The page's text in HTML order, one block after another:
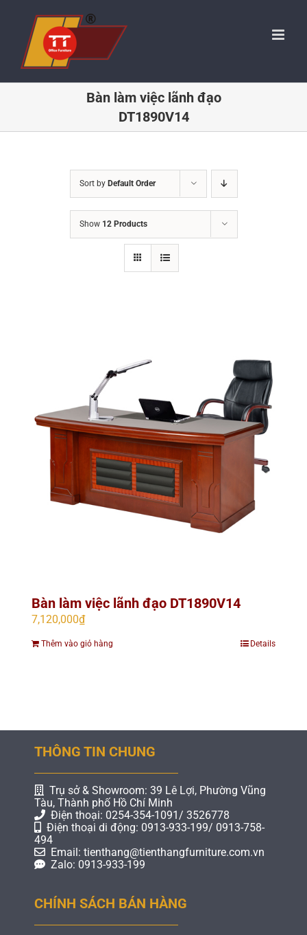
content
Bàn làm việc lãnh đạo
DT1890V14
Sort by Default Order
Show 12 Products
Bàn làm việc lãnh đạo DT1890V14
7,120,000₫
Thêm vào giỏ hàng Details
THÔNG TIN CHUNG
Trụ sở & Showroom: 39 Lê Lợi, Phường Vũng
Tàu, Thành phố Hồ Chí Minh
Điện thoại: 0254-354-1091/ 3526778
Điện thoại di động: 0913-933-199/ 0913-758-
494
Email: tienthang@tienthangfurniture.com.vn
Zalo: 0913-933-199
CHÍNH SÁCH BÁN HÀNG